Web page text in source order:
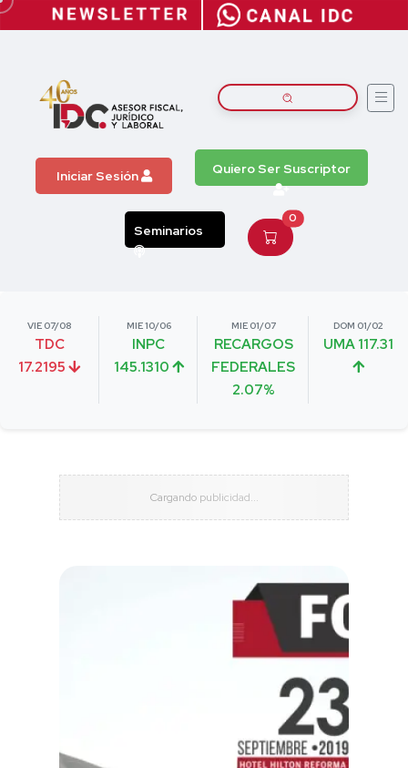
Iniciar Sesión Quiero Ser Suscriptor
Seminarios
0
VIE 07/08
TDC
17.2195
MIE 10/06
INPC
145.1310
MIE 01/07
RECARGOS
FEDERALES
2.07%
DOM 01/02
UMA 117.31